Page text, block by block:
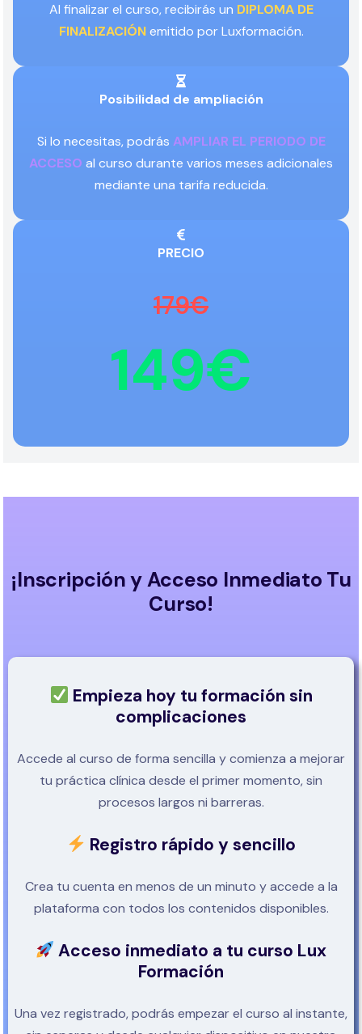
Al finalizar el curso, recibirás un DIPLOMA DE
FINALIZACIÓNemitido por Luxformación.
Posibilidad de ampliación
Si lo necesitas, podrás AMPLIAR EL PERIODO DE
ACCESO al curso durante varios meses adicionales
mediante una tarifa reducida.
PRECIO
179€
149€
¡Inscripción y Acceso Inmediato Tu
Curso!
Empieza hoy tu formación sin
complicaciones
Accede al curso de forma sencilla y comienza a mejorar
tu práctica clínica desde el primer momento, sin
procesos largos ni barreras.
Registro rápido y sencillo
Crea tu cuenta en menos de un minuto y accede a la
plataforma con todos los contenidos disponibles.
Acceso inmediato a tu curso Lux
Formación
Una vez registrado, podrás empezar el curso al instante,